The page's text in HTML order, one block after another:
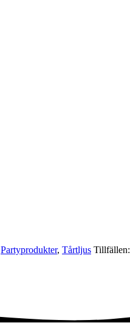
Party­­produkter, Tårtljus Tillfällen: